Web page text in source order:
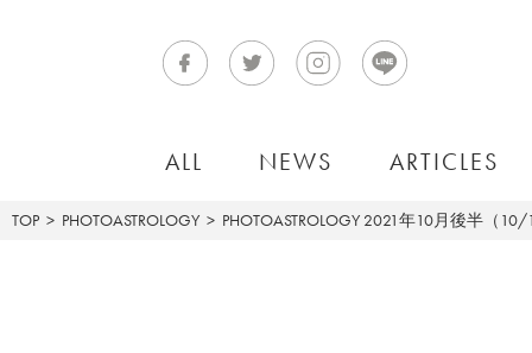
ALL NEWS ARTICLES
TOP PHOTOASTROLOGY PHOTOASTROLOGY 2021年10月後半（